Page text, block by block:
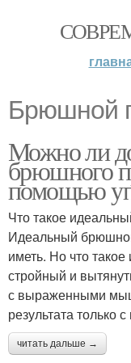
Брюшной
Можно ли
брюшного
помощью
Что такое
Идеальный
иметь. Но что
стройный и
с выраженными
результата
читать дальше →